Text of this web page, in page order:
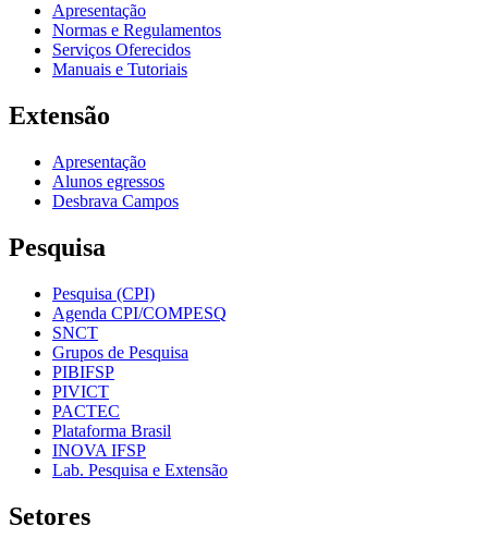
Apresentação
Normas e Regulamentos
Serviços Oferecidos
Manuais e Tutoriais
Extensão
Apresentação
Alunos egressos
Desbrava Campos
Pesquisa
Pesquisa (CPI)
Agenda CPI/COMPESQ
SNCT
Grupos de Pesquisa
PIBIFSP
PIVICT
PACTEC
Plataforma Brasil
INOVA IFSP
Lab. Pesquisa e Extensão
Setores